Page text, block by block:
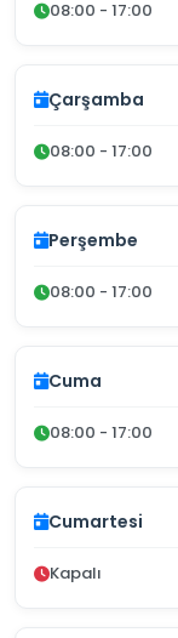
08:00 - 17:00
Çarşamba
08:00 - 17:00
Perşembe
08:00 - 17:00
Cuma
08:00 - 17:00
Cumartesi
Kapalı